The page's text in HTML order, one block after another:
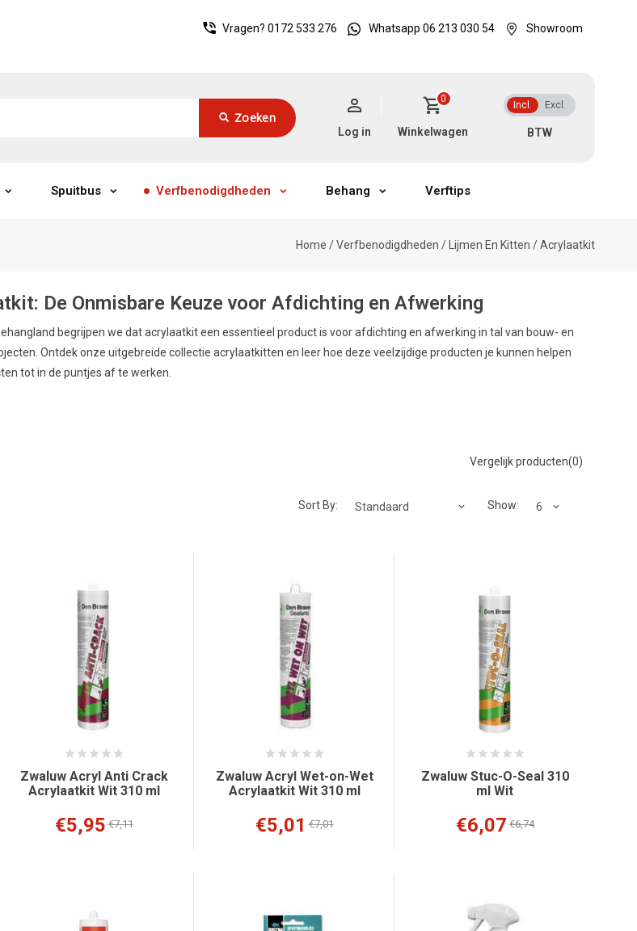
Vragen? 0172 533 276 Whatsapp 06 213 030 54 Showroom
Zoeken
Incl. Excl.
0
Winkelwagen
Log in
Spuitbus Verfbenodigdheden Behang Verftips
Home /Verfbenodigdheden / Lijmen En Kitten /Acrylaatkit
De Onmisbare Keuze voor Afdichting en Afwerking
begrijpen we dat acrylaatkit een essentieel product is voor afdichting en afwerking in tal van bouw- en
Ontdek onze uitgebreide collectie acrylaatkitten en leer hoe deze veelzijdige producten je kunnen helpen
tot in de puntjes af te werken.
Vergelijk producten(0)
Show:
Sort By:
Zwaluw Acryl Anti Crack
Acrylaatkit Wit 310 ml
€5,95 €7,11
Zwaluw Acryl Wet-on-Wet
Acrylaatkit Wit 310 ml
€5,01 €7,01
Zwaluw Stuc-O-Seal 310
ml Wit
€6,07 €6,74